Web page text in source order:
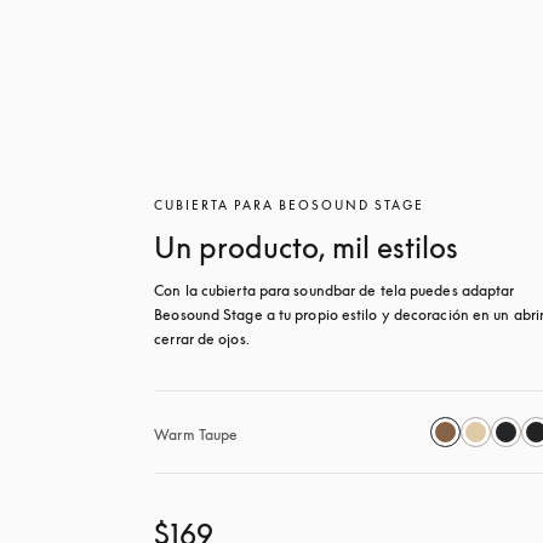
CUBIERTA PARA BEOSOUND STAGE
Un producto, mil estilos
Con la cubierta para soundbar de tela puedes adaptar
Beosound Stage a tu propio estilo y decoración en un
cerrar de ojos.
Warm Taupe
$169